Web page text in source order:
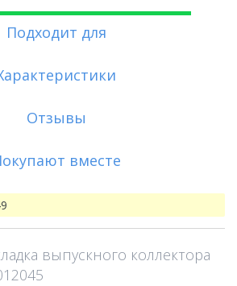
Подходит для
Отзывы
вместе
выпускного коллектора